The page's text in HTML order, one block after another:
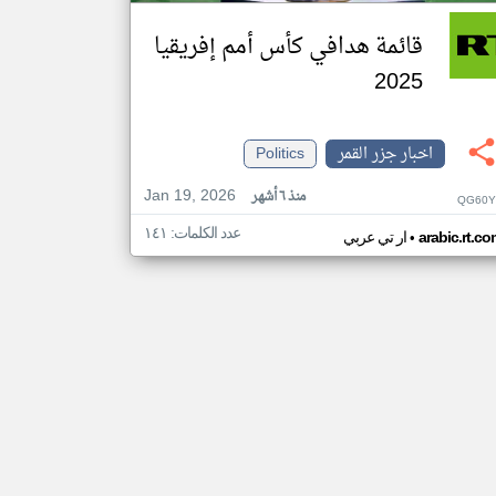
قائمة هدافي كأس أمم إفريقيا
2025
اخبار جزر القمر
Politics
Jan 19, 2026
منذ ٦ أشهر
ار تي عربي• عدد الكلمات: ١٤١